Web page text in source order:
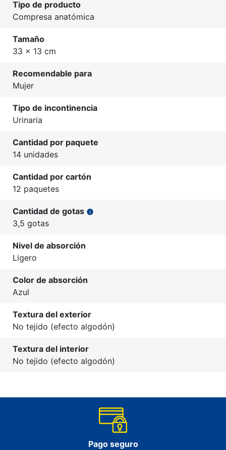
Tipo de producto
Compresa anatómica
Tamaño
33 x 13 cm
Recomendable para
Mujer
Tipo de incontinencia
Urinaria
Cantidad por paquete
14 unidades
Cantidad por cartón
12 paquetes
Cantidad de gotas info
3,5 gotas
Nivel de absorción
Ligero
Color de absorción
Azul
Textura del exterior
No tejido (efecto algodón)
Textura del interior
No tejido (efecto algodón)
Pago seguro